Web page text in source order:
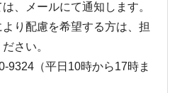
、メールにて通知します。
り配慮を希望する方は、担
さい。
（平日10時から17時ま